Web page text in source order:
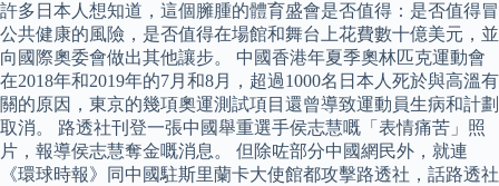
許多日本人想知道，這個臃腫的體育盛會是否值得：是否值得冒
公共健康的風險，是否值得在場館和舞台上花費數十億美元，並
向國際奧委會做出其他讓步。 中國香港年夏季奧林匹克運動會
在2018年和2019年的7月和8月，超過1000名日本人死於與高溫有
關的原因，東京的幾項奧運測試項目還曾導致運動員生病和計劃
取消。 路透社刊登一張中國舉重選手侯志慧嘅「表情痛苦」照
片，報導侯志慧奪金嘅消息。 但除咗部分中國網民外，就連
《環球時報》同中國駐斯里蘭卡大使館都攻擊路透社，話路透社